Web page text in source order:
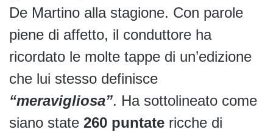
De Martino alla stagione. Con parole
piene di affetto, il conduttore ha
ricordato le molte tappe di un’edizione
che lui stesso definisce
“meravigliosa”. Ha sottolineato come
siano state 260 puntate ricche di